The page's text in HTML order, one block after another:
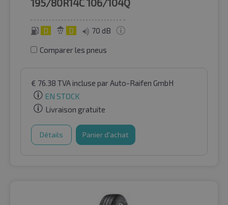
195/80R14C106/104Q
D D 70 dB
Comparer les pneus
€ 76.38 TVA incluse par Auto-Raifen GmbH
EN STOCK
Livraison gratuite
Détails Panier d'achat